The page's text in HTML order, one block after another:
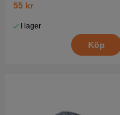
55 kr
I lager
Köp